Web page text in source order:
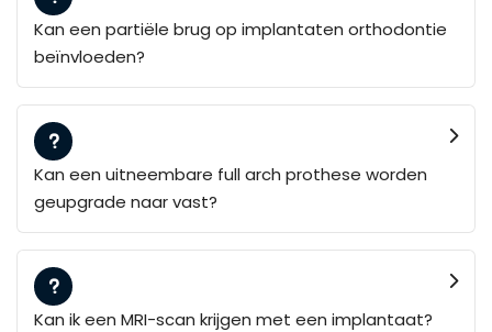
Kan een partiële brug op implantaten orthodontie
beïnvloeden?
Kan een uitneembare full arch prothese worden
geupgrade naar vast?
Kan ik een MRI-scan krijgen met een implantaat?